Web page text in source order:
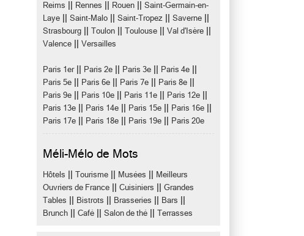
Reims Rennes Rouen
Saint-Germain-en-
Laye
Saint-Malo Saint-Tropez Saverne
Strasbourg Toulon Toulouse Val d'Isère
Valence Versailles
Paris 1er|| Paris 2e Paris 3e Paris 4e
Paris 5e Paris 6e Paris 7e Paris 8e
Paris 9e Paris 10e Paris 11e Paris 12e
Paris 13e Paris 14e Paris 15e Paris 16e
Paris 17e Paris 18e Paris 19e Paris 20e
Méli-Mélo de Mots
Hôtels Tourisme Musées
Meilleurs
Ouvriers de France
Cuisiniers
Grandes
Tables
Bistrots Brasseries Bars
Brunch Café Salon de thé Terrasses